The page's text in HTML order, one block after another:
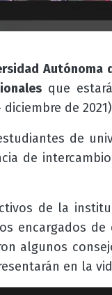
Autónoma
que
de
de
de
de la
encargados
algunos
en la